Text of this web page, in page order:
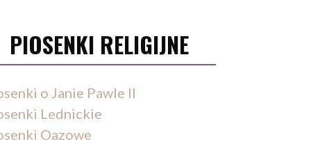
PIOSENKI RELIGIJNE
o Janie Pawle II
Lednickie
Oazowe